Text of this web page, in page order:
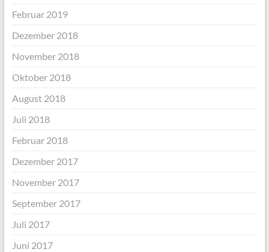
Februar 2019
Dezember 2018
November 2018
Oktober 2018
August 2018
Juli 2018
Februar 2018
Dezember 2017
November 2017
September 2017
Juli 2017
Juni 2017